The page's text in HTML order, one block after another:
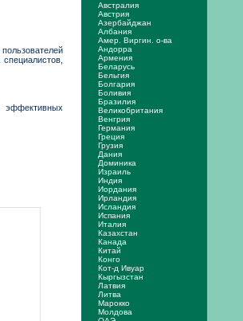
эффективных
Австралия
Австрия
Азербайджан
Албания
Амер. Виргин. о-ва
Андорра
Армения
Беларусь
Бельгия
Болгария
Боливия
Бразилия
Великобритания
Венгрия
Германия
Греция
Грузия
Дания
Доминика
Израиль
Индия
Иордания
Ирландия
Исландия
Испания
Италия
Казахстан
Канада
Китай
Конго
Кот-д Ивуар
Кыргызстан
Латвия
Литва
Марокко
Молдова